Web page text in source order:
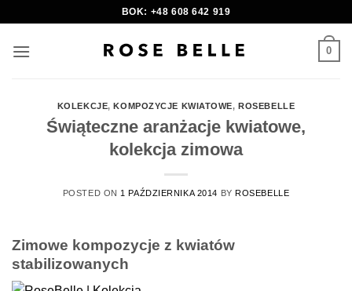
content
BOK: +48 608 642 919
0
KOLEKCJE,KOMPOZYCJE KWIATOWE,ROSEBELLE
Świąteczne aranżacje kwiatowe,
kolekcja zimowa
POSTED ON 1 PAŹDZIERNIKA 2014 BYROSEBELLE
Zimowe kompozycje z kwiatów
stabilizowanych